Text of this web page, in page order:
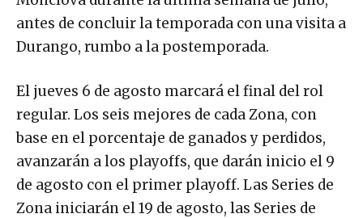
antes de concluir la temporada con una visita a
Durango, rumbo a la postemporada.
El jueves 6 de agosto marcará el final del rol
regular. Los seis mejores de cada Zona, con
base en el porcentaje de ganados y perdidos,
avanzarán a los playoffs, que darán inicio el 9
de agosto con el primer playoff. Las Series de
Zona iniciarán el 19 de agosto, las Series de